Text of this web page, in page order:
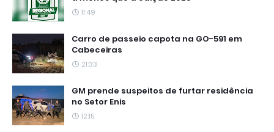
11:49
Carro de passeio capota na GO-591 em
Cabeceiras
21:33
GM prende suspeitos de furtar residência
no Setor Enis
12:15